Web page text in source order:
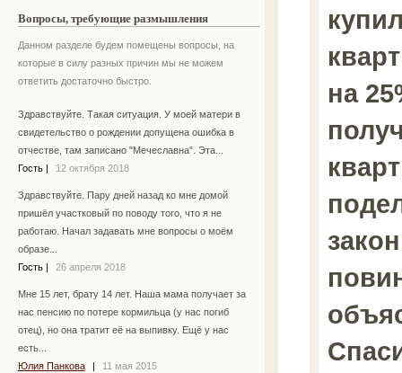
Вопросы, требующие размышления
Данном разделе будем помещены вопросы, на
которые в силу разных причин мы не можем
ответить достаточно быстро.
Здравствуйте. Такая ситуация. У моей матери в
свидетельство о рождении допущена ошибка в
отчестве, там записано "Мечеславна". Эта...
Гость
12 октября 2018
Здравствуйте. Пару дней назад ко мне домой
пришёл участковый по поводу того, что я не
работаю. Начал задавать мне вопросы о моём
образе...
Гость
26 апреля 2018
Мне 15 лет, брату 14 лет. Наша мама получает за
нас пенсию по потере кормильца (у нас погиб
отец), но она тратит её на выпивку. Ещё у нас
есть...
Юлия Панкова
11 мая 2015
на